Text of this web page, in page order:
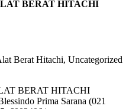
BERAT HITACHI
Berat Hitachi, Uncategorized
BERAT HITACHI
Prima Sarana (021